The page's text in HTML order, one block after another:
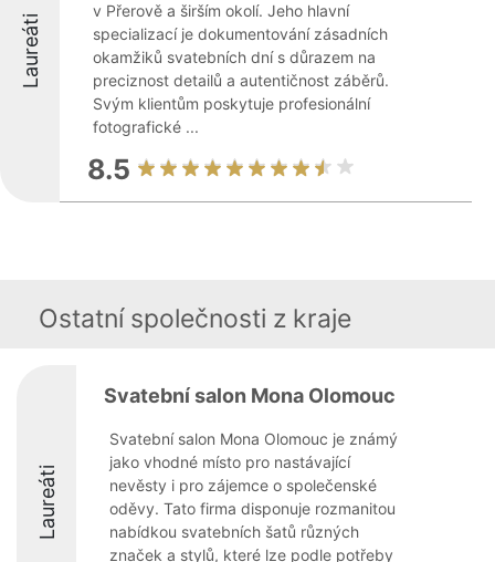
Laureáti
v Přerově a širším okolí. Jeho hlavní
specializací je dokumentování zásadních
okamžiků svatebních dní s důrazem na
preciznost detailů a autentičnost záběrů.
Svým klientům poskytuje profesionální
fotografické ...
8.5
Ostatní společnosti z kraje
Laureáti
Svatební salon Mona Olomouc
Svatební salon Mona Olomouc je známý
jako vhodné místo pro nastávající
nevěsty i pro zájemce o společenské
oděvy. Tato firma disponuje rozmanitou
nabídkou svatebních šatů různých
značek a stylů, které lze podle potřeby